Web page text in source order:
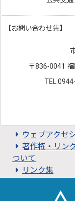
【お問い合わせ先】
〒836-0041
ウェブアクセ
著作権・リン
ついて
リンク集